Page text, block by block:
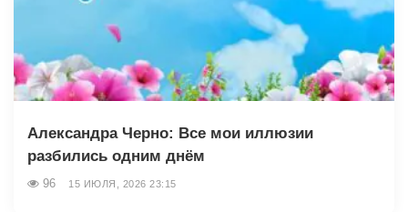
Александра Черно: Все мои иллюзии
разбились одним днём
96 15 ИЮЛЯ, 2026 23:15